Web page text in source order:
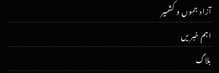
آزاد جموں و کشمیر
اہم خبریں
بلاگ